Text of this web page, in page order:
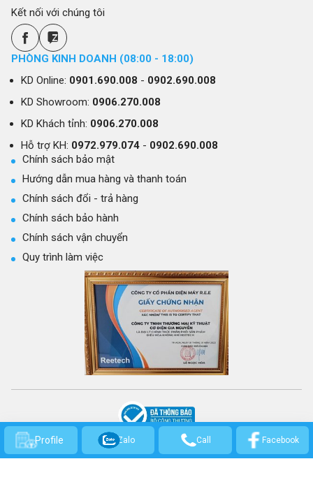
Kết nối với chúng tôi
PHÒNG KINH DOANH (08:00 - 18:00)
KD Online: 0901.690.008 - 0902.690.008
KD Showroom: 0906.270.008
KD Khách tỉnh: 0906.270.008
Hỗ trợ KH: 0972.979.074- 0902.690.008
Chính sách bảo mật
Hướng dẫn mua hàng và thanh toán
Chính sách đổi - trả hàng
Chính sách bảo hành
Chính sách vận chuyển
Quy trình làm việc
CÔNG TY TNHH THƯƠNG MẠI KỸ THUẬT CƠ ĐIỆN GIA NGUYỄN
GPKD số: 0314301569 - Cấp ngày 21/03/2017 bởi Sở Kế hoạch và Đầu Tư
TP.HCM.
Profile Zalo Call Facebook